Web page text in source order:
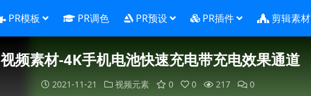
PR模板 PR调色 PR预设 PR插件 剪辑素材
视频素材-4K手机电池快速充电带充电效果通道
2021-11-21 视频元素 0 0 217 0